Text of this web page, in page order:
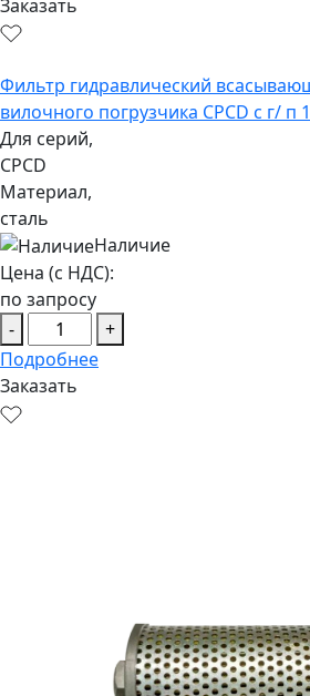
Заказать
Фильтр гидравлический
вилочного погрузчика CPCD с г/ п
Для серий,
CPCD
Материал,
сталь
Наличие
Цена (с НДС):
по запросу
-
+
Подробнее
Заказать